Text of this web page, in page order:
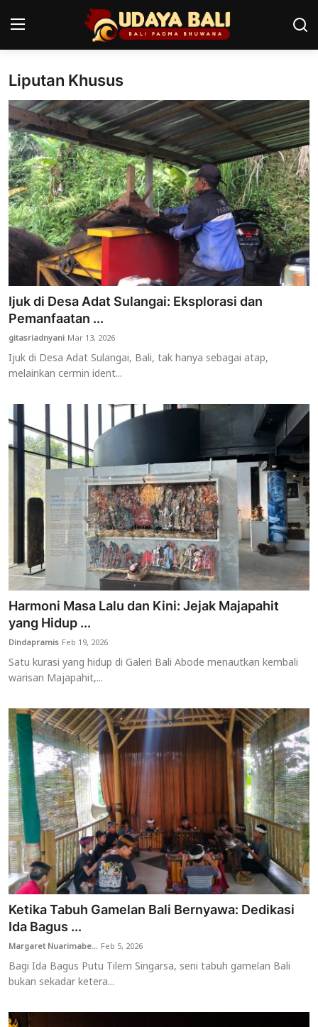
Home
Pura
Desa Adat
Tradisi
Kearifan lokal
Alam Bali
Kisah
Usadha
Indonesia
Liputan Khusus
Ijuk di Desa Adat Sulangai: Eksplorasi dan
Pemanfaatan ...
gitasriadnyani Mar 13, 2026
Ijuk di Desa Adat Sulangai, Bali, tak hanya sebagai atap,
melainkan cermin ident...
Harmoni Masa Lalu dan Kini: Jejak Majapahit
yang Hidup ...
Dindapramis Feb 19, 2026
Satu kurasi yang hidup di Galeri Bali Abode menautkan kembali
warisan Majapahit,...
Ketika Tabuh Gamelan Bali Bernyawa: Dedikasi
Ida Bagus ...
Margaret Nuarimabe... Feb 5, 2026
Bagi Ida Bagus Putu Tilem Singarsa, seni tabuh gamelan Bali
bukan sekadar ketera...